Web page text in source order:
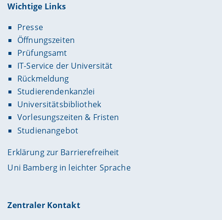
Wichtige Links
Presse
Öffnungszeiten
Prüfungsamt
IT-Service der Universität
Rückmeldung
Studierendenkanzlei
Universitätsbibliothek
Vorlesungszeiten & Fristen
Studienangebot
Erklärung zur Barrierefreiheit
Uni Bamberg in leichter Sprache
Zentraler Kontakt